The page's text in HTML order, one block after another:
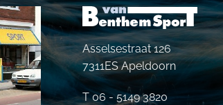
Asselsestraat 126
7311ES Apeldoorn
T 06 - 5149 3820